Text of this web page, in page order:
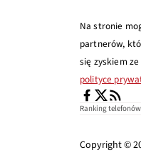
Na stronie
partnerów,
się zyskiem
polityce
Ranking telefonów
Copyright ©